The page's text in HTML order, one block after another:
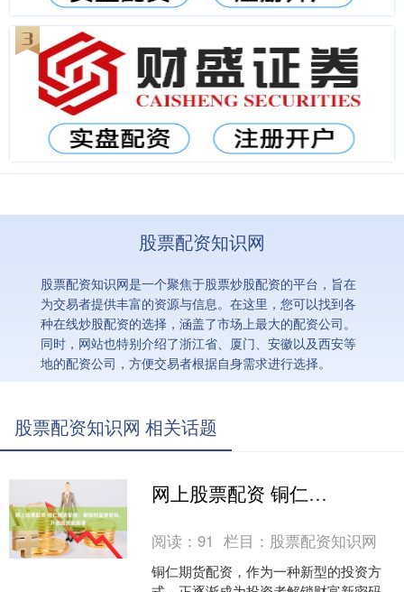
股票配资知识网
股票配资知识网是一个聚焦于股票炒股配资的平台，旨在
为交易者提供丰富的资源与信息。在这里，您可以找到各
种在线炒股配资的选择，涵盖了市场上最大的配资公司。
同时，网站也特别介绍了浙江省、厦门、安徽以及西安等
地的配资公司，方便交易者根据自身需求进行选择。
股票配资知识网 相关话题
网上股票配资 铜仁期货配资：解锁财富新密码，开启投资新篇章
阅读：91 栏目： 股票配资知识网
铜仁期货配资，作为一种新型的投资方